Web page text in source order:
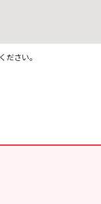
さい。